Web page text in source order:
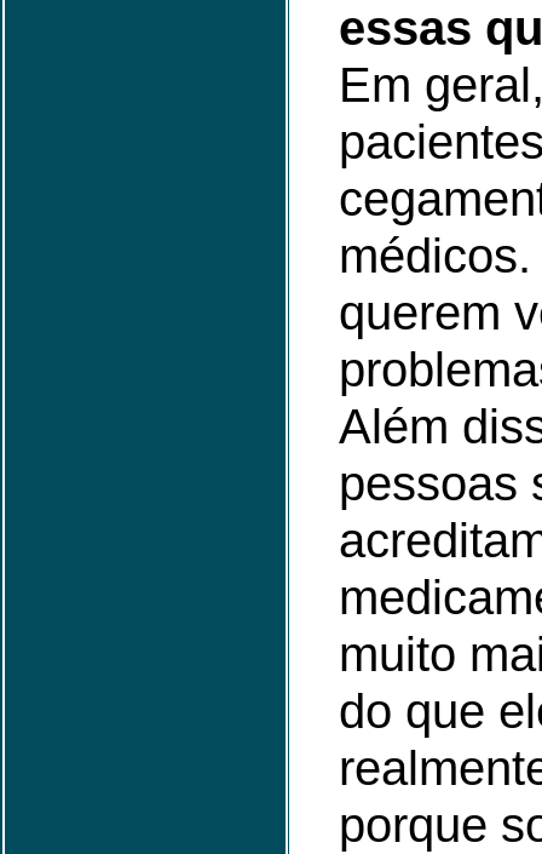
essas
Em
querem
Além
pessoas
muito
do que
porque